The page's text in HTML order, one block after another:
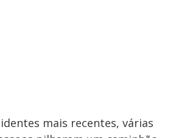
mais recentes, várias